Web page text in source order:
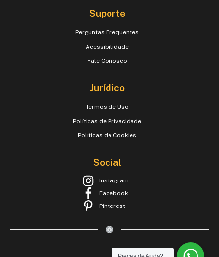
Suporte
Perguntas Frequentes
Acessibilidade
Fale Conosco
Jurídico
Termos de Uso
Políticas de Privacidade
Políticas de Cookies
Social
Instagram
Facebook
Pinterest